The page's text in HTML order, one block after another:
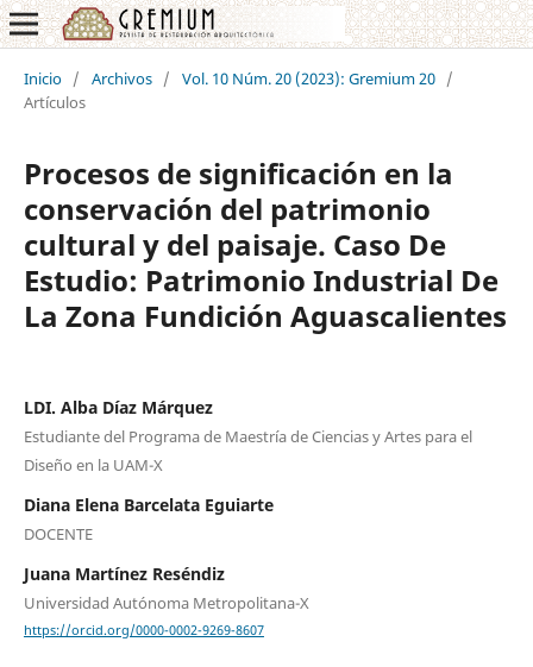
Inicio / Archivos / Vol. 10 Núm. 20 (2023): Gremium 20 /
Artículos
Procesos de significación en la
conservación del patrimonio
cultural y del paisaje. Caso De
Estudio: Patrimonio Industrial De
La Zona Fundición Aguascalientes
LDI. Alba Díaz Márquez
Estudiante del Programa de Maestría de Ciencias y Artes para el
Diseño en la UAM-X
Diana Elena Barcelata Eguiarte
DOCENTE
Juana Martínez Reséndiz
Universidad Autónoma Metropolitana-X
https://orcid.org/0000-0002-9269-8607